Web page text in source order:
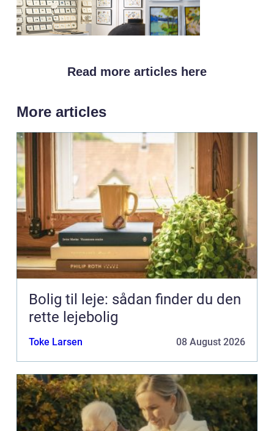
Read more articles here
More articles
Bolig til leje: sådan finder du den
rette lejebolig
Toke Larsen 08 August 2026